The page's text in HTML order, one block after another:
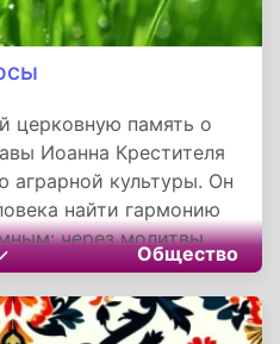
церковную память о
Иоанна Крестителя
аграрной культуры. Он
найти гармонию
через молитвы
и посевы, через
природы.
укрывания грядок до
Общество